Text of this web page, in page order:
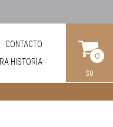
CONTACTO
HISTORIA
0
$0